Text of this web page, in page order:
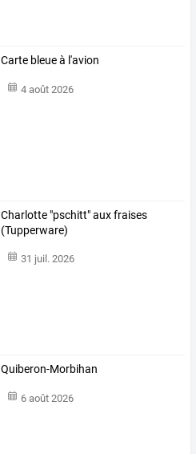
Carte bleue à l'avion
4 août 2026
Charlotte "pschitt" aux fraises
(Tupperware)
31 juil. 2026
Quiberon-Morbihan
6 août 2026